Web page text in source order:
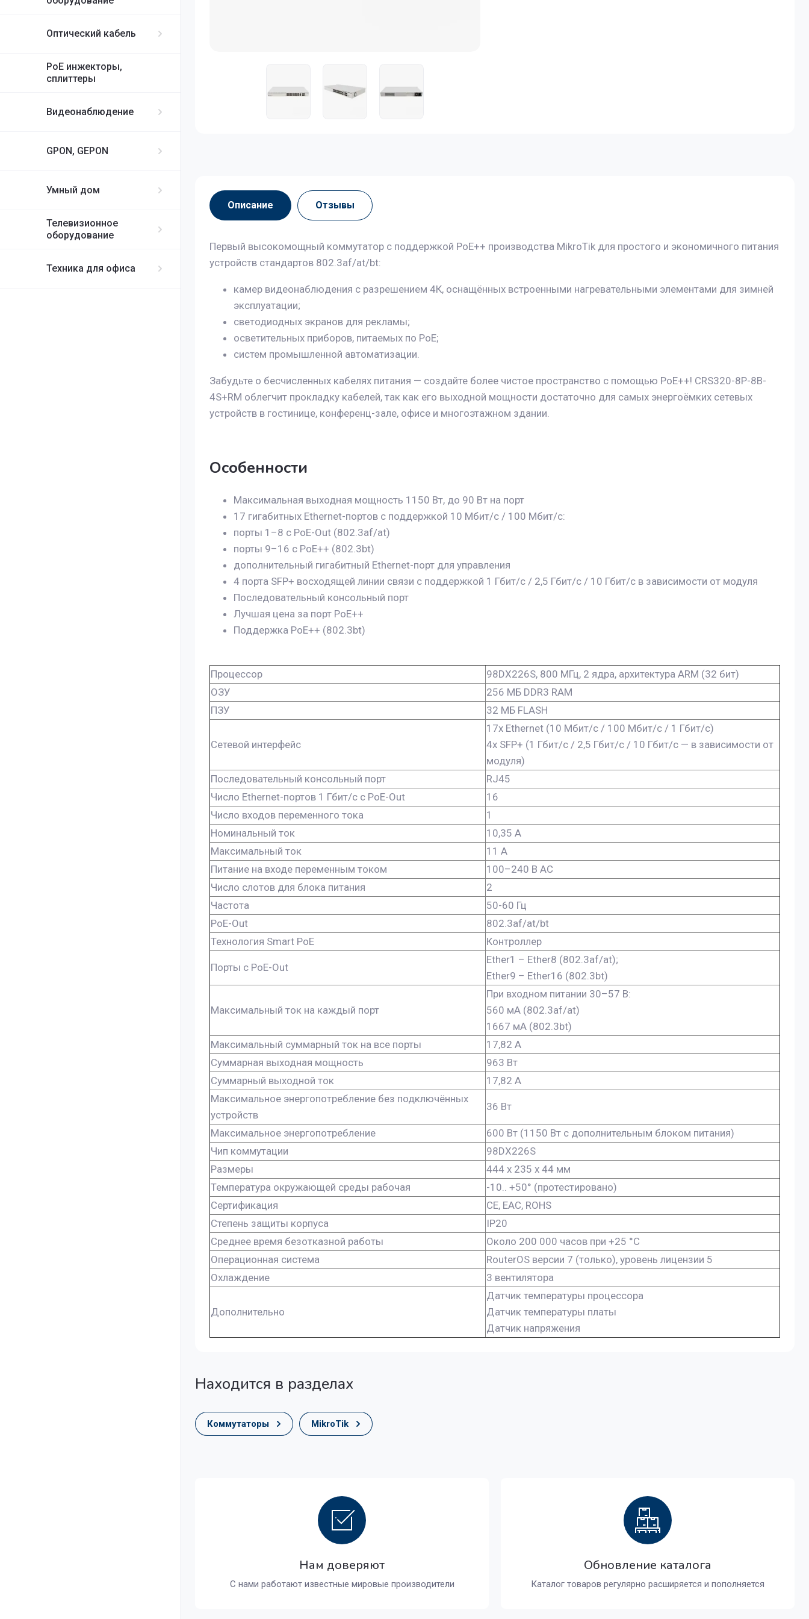
Оптический кабель
PoE инжекторы,
сплиттеры
Видеонаблюдение
GPON, GEPON
Умный дом
Телевизионное
оборудование
Техника для офиса
Описание Отзывы
Первый высокомощный коммутатор с поддержкой PoE++ производства MikroTik для простого и экономичного питания
устройств стандартов 802.3af/at/bt:
камер видеонаблюдения с разрешением 4К, оснащённых встроенными нагревательными элементами для зимней
эксплуатации;
светодиодных экранов для рекламы;
осветительных приборов, питаемых по PoE;
систем промышленной автоматизации.
Забудьте о бесчисленных кабелях питания — создайте более чистое пространство с помощью PoE++! CRS320-8P-8B-
4S+RM облегчит прокладку кабелей, так как его выходной мощности достаточно для самых энергоёмких сетевых
устройств в гостинице, конференц-зале, офисе и многоэтажном здании.
Особенности
Максимальная выходная мощность 1150 Вт, до 90 Вт на порт
17 гигабитных Ethernet-портов с поддержкой 10 Мбит/с / 100 Мбит/с:
порты 1–8 с PoE-Out (802.3af/at)
порты 9–16 с PoE++ (802.3bt)
дополнительный гигабитный Ethernet-порт для управления
4 порта SFP+ восходящей линии связи с поддержкой 1 Гбит/с / 2,5 Гбит/с / 10 Гбит/с в зависимости от модуля
Последовательный консольный порт
Лучшая цена за порт PoE++
Поддержка PoE++ (802.3bt)
Процессор
98DX226S, 800 МГц, 2 ядра, архитектура ARM (32 бит)
ОЗУ
256 МБ DDR3 RAM
ПЗУ
32 МБ FLASH
Сетевой интерфейс
17x Ethernet (10 Мбит/с / 100 Мбит/с / 1 Гбит/с)
4x SFP+ (1 Гбит/с / 2,5 Гбит/с / 10 Гбит/с — в зависимости от
модуля)
Последовательный консольный порт
RJ45
Число Ethernet-портов 1 Гбит/с с PoE-Out
16
Число входов переменного тока
1
Номинальный ток
10,35 А
Максимальный ток
11 А
Питание на входе переменным током
100–240 В AC
Число слотов для блока питания
2
Частота
50-60 Гц
PoE-Out
802.3af/at/bt
Технология Smart PoE
Контроллер
Порты с PoE-Out
Ether1 – Ether8 (802.3af/at);
Ether9 – Ether16 (802.3bt)
Максимальный ток на каждый порт
При входном питании 30–57 В:
560 мА (802.3af/at)
1667 мА (802.3bt)
Максимальный суммарный ток на все порты
17,82 A
Суммарная выходная мощность
963 Вт
Суммарный выходной ток
17,82 A
Максимальное энергопотребление без подключённых
устройств
36 Вт
Максимальное энергопотребление
600 Вт (1150 Вт с дополнительным блоком питания)
Чип коммутации
98DX226S
Размеры
444 x 235 х 44 мм
Температура окружающей среды рабочая
-10.. +50° (протестировано)
Сертификация
CE, EAC, ROHS
Степень защиты корпуса
IP20
Среднее время безотказной работы
Около 200 000 часов при +25 °C
Операционная система
RouterOS версии 7 (только), уровень лицензии 5
Охлаждение
3 вентилятора
Дополнительно
Датчик температуры процессора
Датчик температуры платы
Датчик напряжения
Находится в разделах
Коммутаторы MikroTik
Нам доверяют
С нами работают известные мировые производители
Обновление каталога
Каталог товаров регулярно расширяется и пополняется